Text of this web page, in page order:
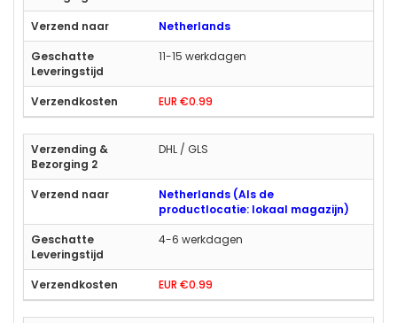
Netherlands
11-15 werkdagen
EUR €0.99
DHL / GLS
Netherlands (Als de
productlocatie: lokaal magazijn)
4-6 werkdagen
EUR €0.99